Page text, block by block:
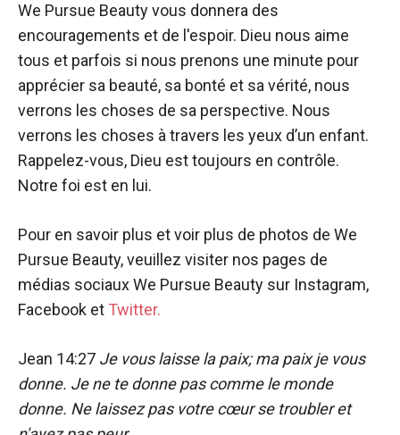
We Pursue Beauty vous donnera des
encouragements et de l'espoir. Dieu nous aime
tous et parfois si nous prenons une minute pour
apprécier sa beauté, sa bonté et sa vérité, nous
verrons les choses de sa perspective. Nous
verrons les choses à travers les yeux d’un enfant.
Rappelez-vous, Dieu est toujours en contrôle.
Notre foi est en lui.
Pour en savoir plus et voir plus de photos de We
Pursue Beauty, veuillez visiter nos pages de
médias sociaux We Pursue Beauty sur Instagram,
Facebook et Twitter.
Jean 14:27 Je vous laisse la paix; ma paix je vous
donne. Je ne te donne pas comme le monde
donne. Ne laissez pas votre cœur se troubler et